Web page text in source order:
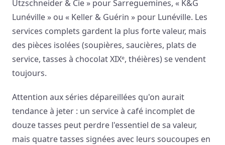
Utzschneider & Cie » pour Sarreguemines, « K&G
Lunéville » ou « Keller & Guérin » pour Lunéville. Les
services complets gardent la plus forte valeur, mais
des pièces isolées (soupières, saucières, plats de
service, tasses à chocolat XIXᵉ, théières) se vendent
toujours.
Attention aux séries dépareillées qu'on aurait
tendance à jeter : un service à café incomplet de
douze tasses peut perdre l'essentiel de sa valeur,
mais quatre tasses signées avec leurs soucoupes en